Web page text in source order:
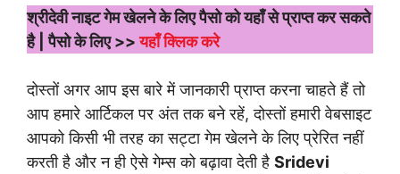
श्रीदेवी नाइट गेम खेलने के लिए पैसो को यहाँ से प्राप्त कर सकते
है | पैसो के लिए >>यहाँ क्लिक करे
दोस्तों अगर आप इस बारे में जानकारी प्राप्त करना चाहते हैं तो
आप हमारे आर्टिकल पर अंत तक बने रहें, दोस्तों हमारी वेबसाइट
आपको किसी भी तरह का सट्टा गेम खेलने के लिए प्रेरित नहीं
करती है और न ही ऐसे गेम्स को बढ़ावा देती है Sridevi